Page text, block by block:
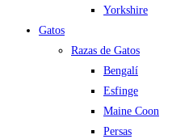
Yorkshire
Gatos
Razas de Gatos
Bengalí
Esfinge
Maine Coon
Persas